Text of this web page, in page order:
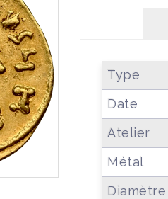
Type
Date
Atelier
Métal
Diamètre